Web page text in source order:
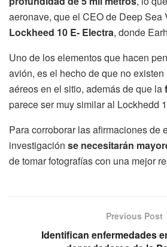
aeronave, que el CEO de Deep Sea
Lockheed 10 E- Electra, donde
Uno de los elementos que hacen
avión, es el hecho de que no
aéreos en el sitio, además de que la
parece ser muy similar al Lockhedd
Para corroborar las afirmaciones de
investigación se necesitarán
de tomar fotografías con una mejor
Previous Post
Identifican enfermedades